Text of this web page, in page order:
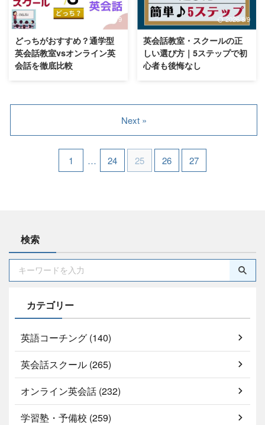
2026/8/9
どっちがおすすめ？通学型
英会話教室vsオンライン英
会話を徹底比較
2026/8/9
英会話教室・スクールの正
しい選び方｜5ステップで初
心者も後悔なし
1 … 24 25 26 27
Next »
検索
カテゴリー
英語コーチング (140)
英会話スクール (265)
オンライン英会話 (232)
学習塾・予備校 (259)